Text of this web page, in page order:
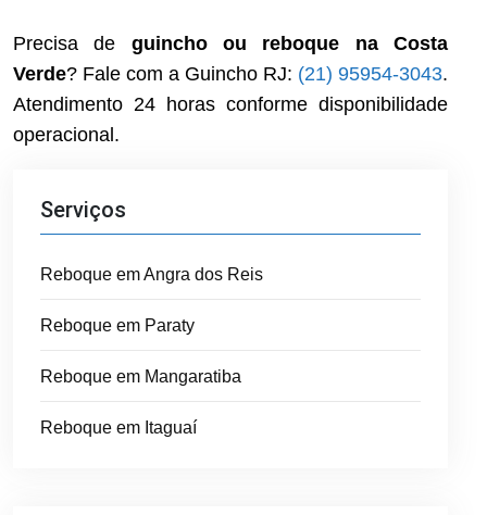
Serviços
Reboque em Angra dos Reis
Reboque em Paraty
Reboque em Mangaratiba
Reboque em Itaguaí
Precisa de guincho ou reboque na Costa
Verde? Fale com a Guincho RJ: (21) 95954-3043.
Atendimento 24 horas conforme disponibilidade
operacional.